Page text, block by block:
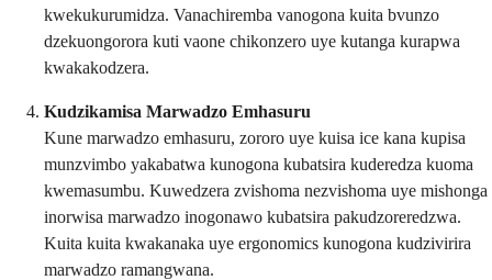
kwekukurumidza. Vanachiremba vanogona kuita bvunzo
dzekuongorora kuti vaone chikonzero uye kutanga kurapwa
kwakakodzera.
Kudzikamisa Marwadzo Emhasuru
Kune marwadzo emhasuru, zororo uye kuisa ice kana kupisa
munzvimbo yakabatwa kunogona kubatsira kuderedza kuoma
kwemasumbu. Kuwedzera zvishoma nezvishoma uye mishonga
inorwisa marwadzo inogonawo kubatsira pakudzoreredzwa.
Kuita kuita kwakanaka uye ergonomics kunogona kudzivirira
marwadzo ramangwana.